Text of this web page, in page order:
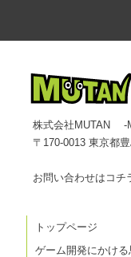
株式会社MUTAN -
〒170-0013 東京都
お問い合わせはコ
トップページ
ゲーム開発にかける